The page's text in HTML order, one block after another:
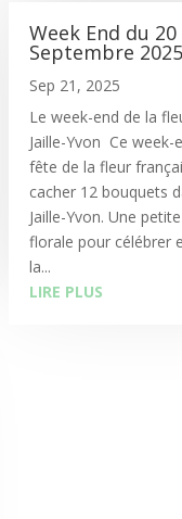
Week End du 20
Septembre 2025
Sep 21, 2025
Le week-end de la
Jaille-Yvon Ce week-
fête de la fleur
cacher 12 bouquets
Jaille-Yvon. Une
florale pour célébrer
la...
LIRE PLUS